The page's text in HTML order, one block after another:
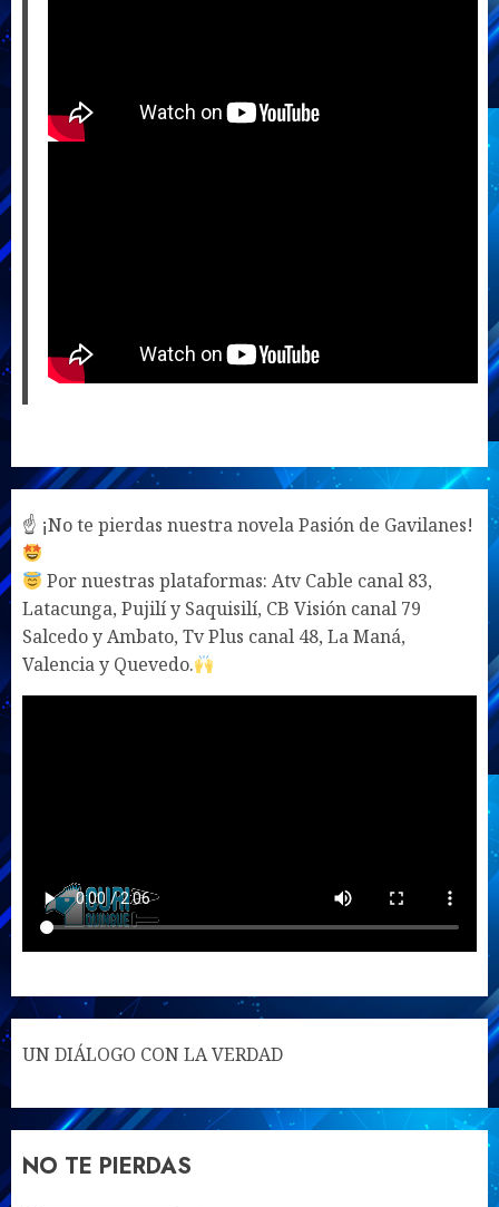
☝ ¡No te pierdas nuestra novela Pasión de Gavilanes!
Por nuestras plataformas: Atv Cable canal 83,
Latacunga, Pujilí y Saquisilí, CB Visión canal 79
Salcedo y Ambato, Tv Plus canal 48, La Maná,
Valencia y Quevedo.
UN DIÁLOGO CON LA VERDAD
NO TE PIERDAS